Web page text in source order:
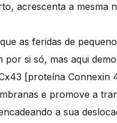
acrescenta a mesma
as feridas de
por si só, mas aqui
[proteína Connexin
e promove a
a sua